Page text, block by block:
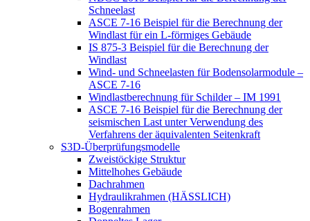
Schneelast
ASCE 7-16 Beispiel für die Berechnung der
Windlast für ein L-förmiges Gebäude
IS 875-3 Beispiel für die Berechnung der
Windlast
Wind- und Schneelasten für Bodensolarmodule –
ASCE 7-16
Windlastberechnung für Schilder – IM 1991
ASCE 7-16 Beispiel für die Berechnung der
seismischen Last unter Verwendung des
Verfahrens der äquivalenten Seitenkraft
S3D-Überprüfungsmodelle
Zweistöckige Struktur
Mittelhohes Gebäude
Dachrahmen
Hydraulikrahmen (HÄSSLICH)
Bogenrahmen